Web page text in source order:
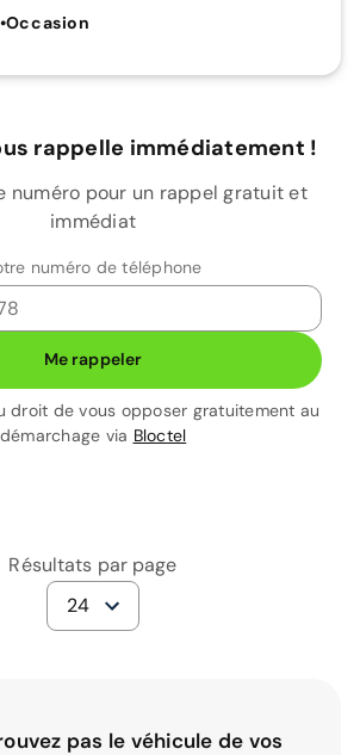
•Occasion
rappelle immédiatement !
numéro pour un rappel gratuit et
immédiat
numéro de téléphone
Me rappeler
droit de vous opposer gratuitement au
démarchage via Bloctel
Résultats par page
24
pas le véhicule de vos